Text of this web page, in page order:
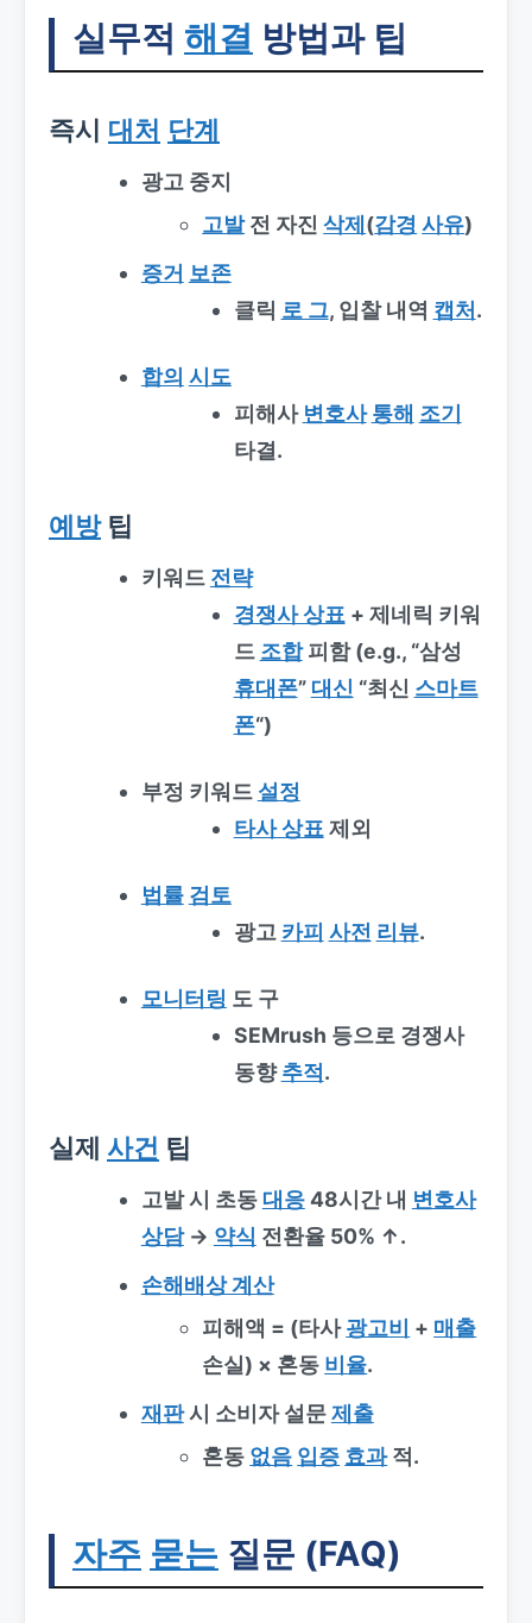
실무적 해결 방법과 팁
즉시 대처 단계
광고 중지
고발전 자진삭제 (감경 사유)
증거 보존
클릭 로 그, 입찰 내역 캡처 .
합의 시도
피해사 변호사 통해 조기
타결.
예방팁
키워드 전략
경쟁사 상표 + 제네릭 키워
드 조합피함 (e.g., “삼성
휴대폰” 대신 “최신 스마트
폰“)
부정 키워드설정
타사 상표 제외
법률 검토
광고 카피 사전 리뷰.
모니터링 도 구
SEMrush 등으로 경쟁사
동향추적.
실제 사건 팁
고발 시 초동 대응48시간 내 변호사
상담→ 약식 전환율 50% ↑.
손해배상 계산
피해액 = (타사광고비 + 매출
손실) × 혼동 비율.
재판시 소비자 설문 제출
혼동 없음 입증 효과적.
자주 묻는 질문 (FAQ)